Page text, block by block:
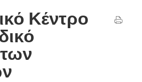
Κέντρο